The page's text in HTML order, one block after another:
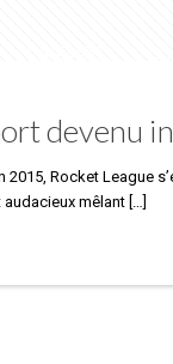
devenu
Rocket League
mêlant[…]